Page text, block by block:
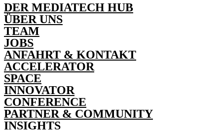
DER MEDIATECH HUB
ÜBER UNS
TEAM
JOBS
ANFAHRT & KONTAKT
ACCELERATOR
SPACE
INNOVATOR
CONFERENCE
PARTNER & COMMUNITY
INSIGHTS